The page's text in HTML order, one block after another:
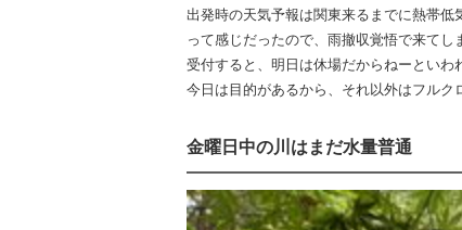
出発時の天気予報は関東来るまでに熱帯低
って感じだったので、雨撤収覚悟で来てし
受付すると、明日は休場だからねーといわ
今日は目的があるから、それ以外はフル
金曜日中の川はまだ水量普通